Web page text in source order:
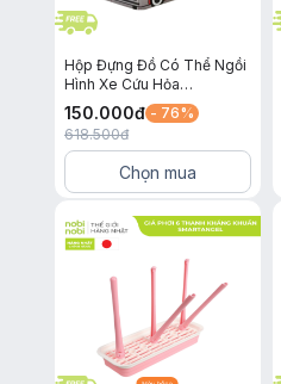
Hộp Đựng Đồ Có Thể Ngồi
Hình Xe Cứu Hỏa
SmartAngel
150.000đ - 76%
618.500đ
Chọn mua